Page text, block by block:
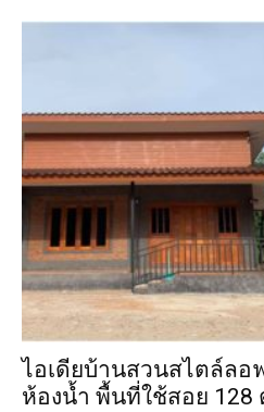
ไอเดียบ้านสวนสไตล์ลอ
ห้องน้ำ พื้นที่ใช้สอย 128